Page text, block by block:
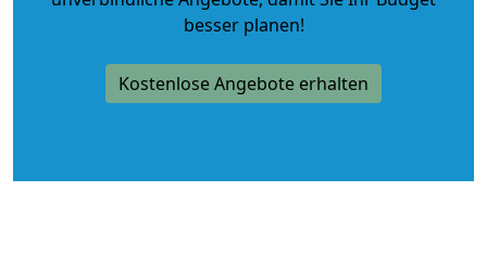
besser planen!
Kostenlose Angebote erhalten